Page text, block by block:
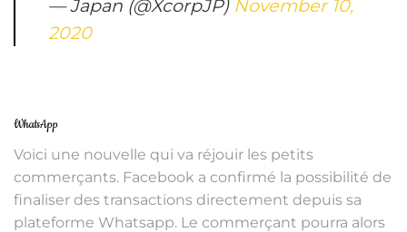
— Japan (@XcorpJP) November 10,
2020
WhatsApp
Voici une nouvelle qui va réjouir les petits
commerçants. Facebook a confirmé la possibilité de
finaliser des transactions directement depuis sa
plateforme Whatsapp. Le commerçant pourra alors